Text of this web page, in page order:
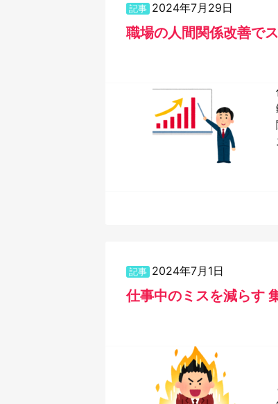
記事 2024年7月29日
職場の人間関係改善で
記事 2024年7月1日
仕事中のミスを減らす